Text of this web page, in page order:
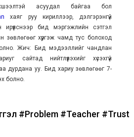
асуудал байгаа бол
хаяг руу кириллээр, дэлгэрэнгүй
бид мэргэжлийн сэтгэл
зөвлөгөөг хүргэж чамд тус болоход
Жич: Бид мэдээллийг чандлан
сайтад нийтлүүлэхийг хүсэхгүй
дурдана уу. Бид хариу зөвлөгөөг 7-
болно.
#Problem #Teacher #Trust